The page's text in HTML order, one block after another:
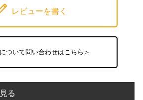
レビューを書く
ついて問い合わせはこちら＞
る